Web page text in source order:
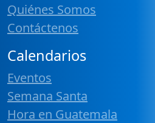
Quiénes Somos
Contáctenos
Calendarios
Eventos
Semana Santa
Hora en Guatemala